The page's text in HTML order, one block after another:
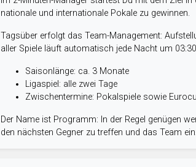
nationale und internationale Pokale zu gewinnen.
Tagsüber erfolgt das Team-Management:
aller Spiele läuft automatisch jede Nacht um
Saisonlänge: ca. 3 Monate
Ligaspiel: alle zwei Tage
Zwischentermine: Pokalspiele sowie
Der Name ist Programm: In der Regel genügen
den nächsten Gegner zu treffen und das Team